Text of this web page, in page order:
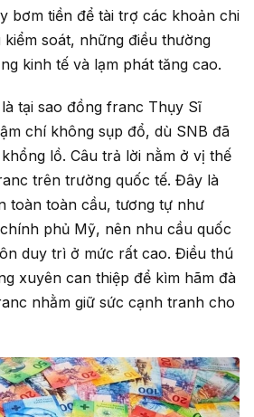
bơm tiền để tài trợ các khoản chi
soát, những điều thường
kinh tế và lạm phát tăng cao.
tại sao đồng franc Thụy Sĩ
chí không sụp đổ, dù SNB đã
lồ. Câu trả lời nằm ở vị thế
trên trường quốc tế. Đây là
toàn toàn cầu, tương tự như
phủ Mỹ, nên nhu cầu quốc
duy trì ở mức rất cao. Điều thú
xuyên can thiệp để kìm hãm đà
nhằm giữ sức cạnh tranh cho